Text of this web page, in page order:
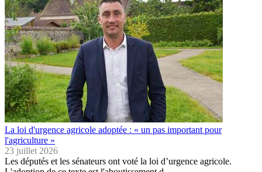
La loi d'urgence agricole adoptée : « un pas important pour
l'agriculture »
23 juillet 2026
Les députés et les sénateurs ont voté la loi d’urgence agricole.